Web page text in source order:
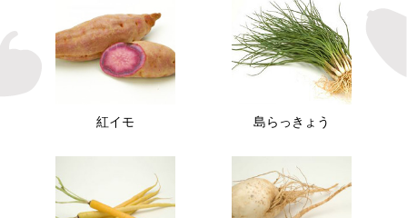
紅イモ 島らっきょう